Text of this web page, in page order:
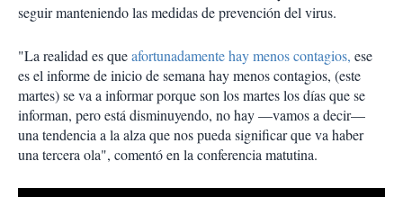
seguir manteniendo las medidas de prevención del virus.
"La realidad es queafortunadamente hay menos contagios, ese
es el informe de inicio de semana hay menos contagios, (este
martes) se va a informar porque son los martes los días que se
informan, pero está disminuyendo, no hay —vamos a decir—
una tendencia a la alza que nos pueda significar que va haber
una tercera ola", comentó en la conferencia matutina.